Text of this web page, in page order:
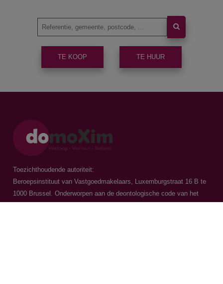
TE KOOP TE HUUR
Toezichthoudende autoriteit:
Beroepsinstituut van Vastgoedmakelaars, Luxemburgstraat 16 B te
1000 Brussel. Onderworpen aan de deontologische code van het